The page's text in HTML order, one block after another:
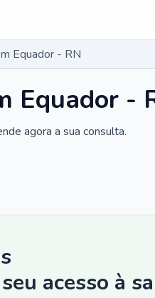
Equador - RN
Equador -
agora a sua consulta.
acesso à